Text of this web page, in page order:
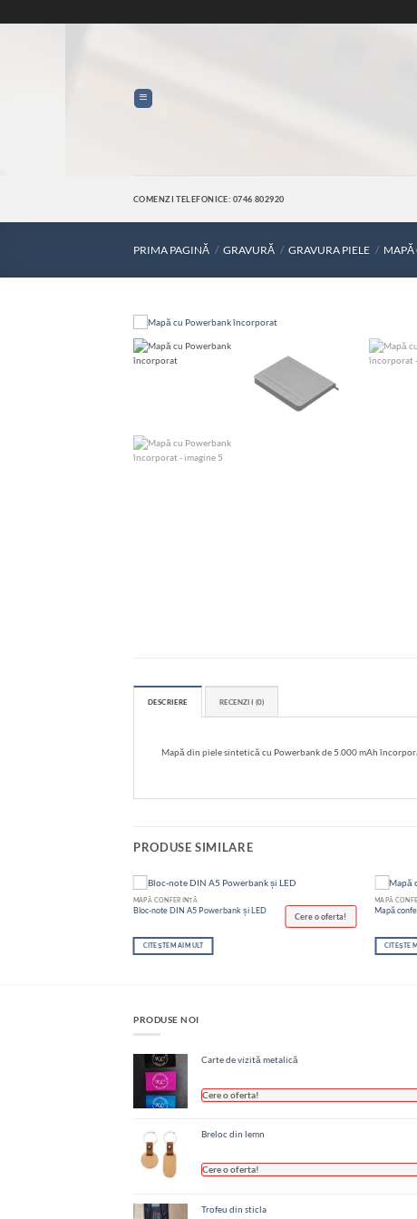
COMENZI TELEFONICE: 0746 802920
PRIMA PAGINĂ / GRAVURĂ / GRAVURA PIELE / MAPĂ
DESCRIERE RECENZII (0)
Mapă din piele sintetică cu Powerbank de 5.000 mAh
PRODUSE SIMILARE
MAPĂ CONFERINȚĂ
Bloc-note DIN A5 Powerbank și LED
Cere o oferta!
CITEȘTE MAI MULT
MAPĂ
Mapă
CITEȘTE
PRODUSE NOI
Carte de vizită metalică
Cere o oferta!
Breloc din lemn
Cere o oferta!
Trofeu din sticla